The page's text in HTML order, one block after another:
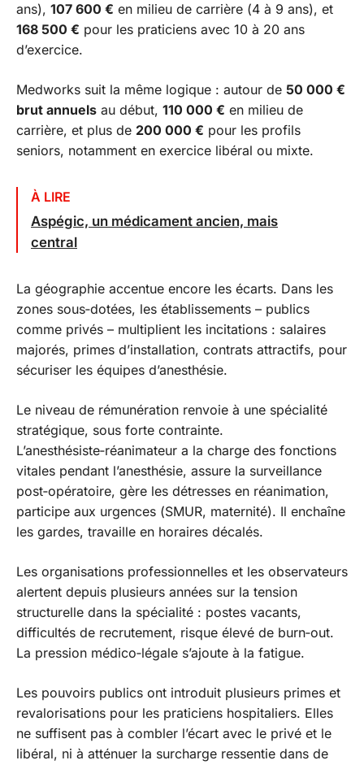
ans), 107 600 € en milieu de carrière (4 à 9 ans), et
168 500 € pour les praticiens avec 10 à 20 ans
d’exercice.
Medworks suit la même logique : autour de 50 000 €
brut annuels au début, 110 000 € en milieu de
carrière, et plus de 200 000 € pour les profils
seniors, notamment en exercice libéral ou mixte.
À LIRE
Aspégic, un médicament ancien, mais
central
La géographie accentue encore les écarts. Dans les
zones sous‑dotées, les établissements – publics
comme privés – multiplient les incitations : salaires
majorés, primes d’installation, contrats attractifs, pour
sécuriser les équipes d’anesthésie.
Le niveau de rémunération renvoie à une spécialité
stratégique, sous forte contrainte.
L’anesthésiste‑réanimateur a la charge des fonctions
vitales pendant l’anesthésie, assure la surveillance
post‑opératoire, gère les détresses en réanimation,
participe aux urgences (SMUR, maternité). Il enchaîne
les gardes, travaille en horaires décalés.
Les organisations professionnelles et les observateurs
alertent depuis plusieurs années sur la tension
structurelle dans la spécialité : postes vacants,
difficultés de recrutement, risque élevé de burn‑out.
La pression médico‑légale s’ajoute à la fatigue.
Les pouvoirs publics ont introduit plusieurs primes et
revalorisations pour les praticiens hospitaliers. Elles
ne suffisent pas à combler l’écart avec le privé et le
libéral, ni à atténuer la surcharge ressentie dans de